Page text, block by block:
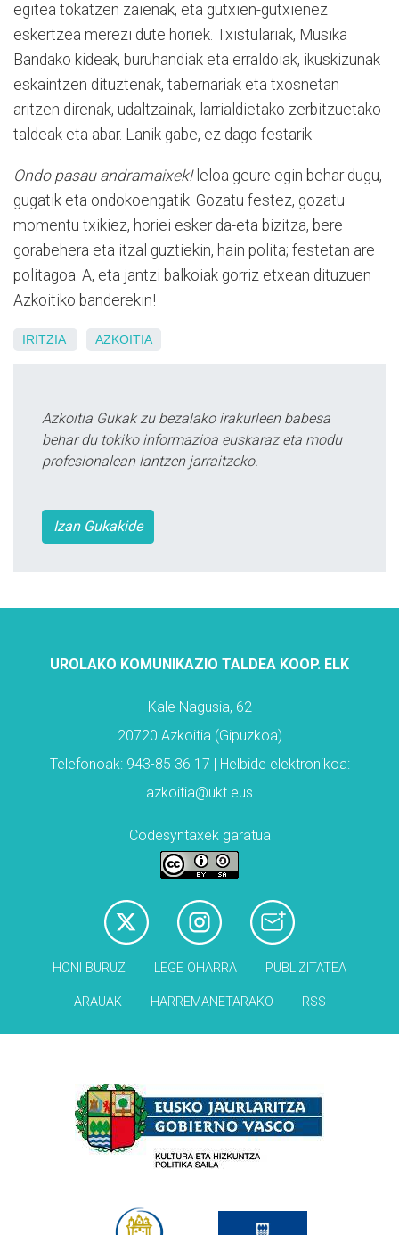
egitea tokatzen zaienak, eta gutxien-gutxienez
eskertzea merezi dute horiek. Txistulariak, Musika
Bandako kideak, buruhandiak eta erraldoiak, ikuskizunak
eskaintzen dituztenak, tabernariak eta txosnetan
aritzen direnak, udaltzainak, larrialdietako zerbitzuetako
taldeak eta abar. Lanik gabe, ez dago festarik.
Ondo pasau andramaixek!leloa geure egin behar dugu,
gugatik eta ondokoengatik. Gozatu festez, gozatu
momentu txikiez, horiei esker da-eta bizitza, bere
gorabehera eta itzal guztiekin, hain polita; festetan are
politagoa. A, eta jantzi balkoiak gorriz etxean dituzuen
Azkoitiko banderekin!
IRITZIA AZKOITIA
Azkoitia Gukak zu bezalako irakurleen babesa
behar du tokiko informazioa euskaraz eta modu
profesionalean lantzen jarraitzeko.
Izan Gukakide
UROLAKO KOMUNIKAZIO TALDEA KOOP. ELK
Kale Nagusia, 62
20720 Azkoitia (Gipuzkoa)
Telefonoak: 943-85 36 17 | Helbide elektronikoa:
azkoitia@ukt.eus
Codesyntaxek garatua
HONI BURUZ LEGE OHARRA PUBLIZITATEA
ARAUAK HARREMANETARAKO RSS